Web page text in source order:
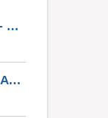
Operador(A) De Loja - Jardim Das Palmeiras - Campinas SP
ASSISTENTE DE LOJA - RIO PRETO SHOPPING - EFETIVO